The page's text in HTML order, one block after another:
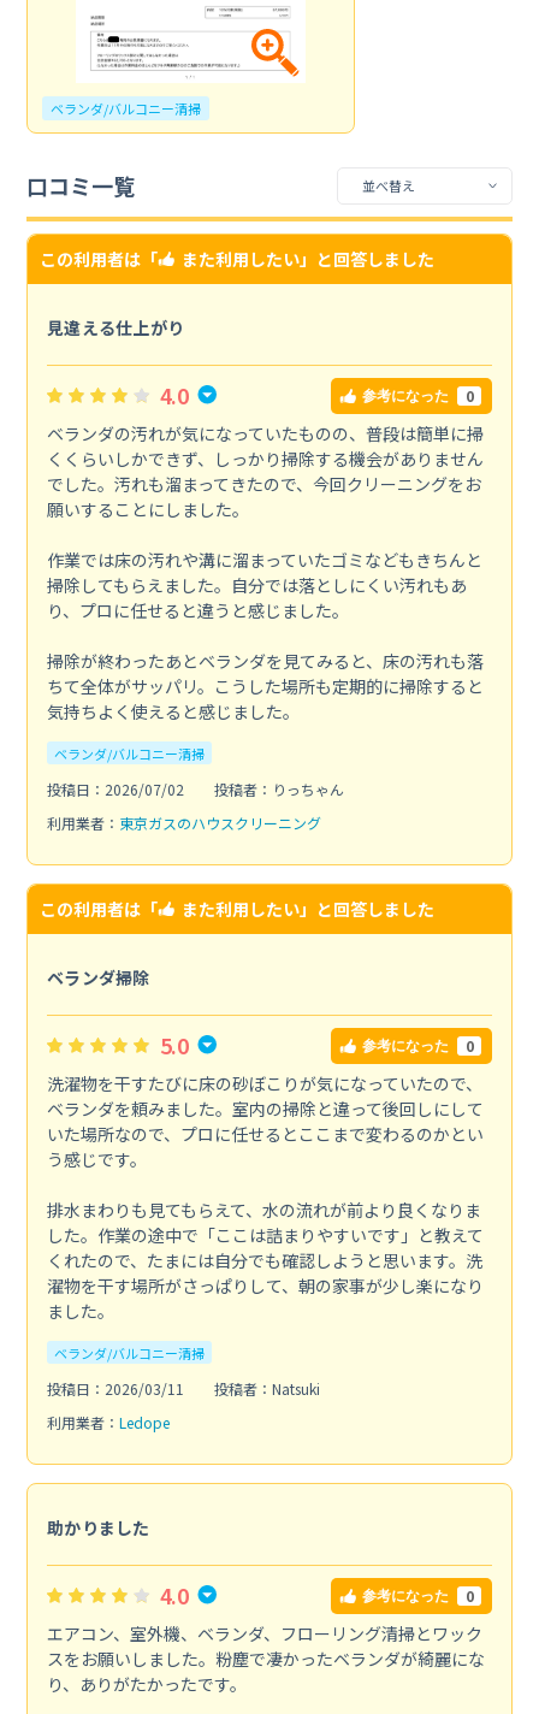
ベランダ/バルコニー清掃
口コミ一覧
この利用者は「 また利用したい」と回答しました
見違える仕上がり
4.0 参考になった 0
ベランダの汚れが気になっていたものの、普段は簡単に掃
くくらいしかできず、しっかり掃除する機会がありません
でした。汚れも溜まってきたので、今回クリーニングをお
願いすることにしました。
作業では床の汚れや溝に溜まっていたゴミなどもきちんと
掃除してもらえました。自分では落としにくい汚れもあ
り、プロに任せると違うと感じました。
掃除が終わったあとベランダを見てみると、床の汚れも落
ちて全体がサッパリ。こうした場所も定期的に掃除すると
気持ちよく使えると感じました。
ベランダ/バルコニー清掃
投稿日：2026/07/02
投稿者：りっちゃん
利用業者： 東京ガスのハウスクリーニング
この利用者は「 また利用したい」と回答しました
ベランダ掃除
5.0 参考になった 0
洗濯物を干すたびに床の砂ぼこりが気になっていたので、
ベランダを頼みました。室内の掃除と違って後回しにして
いた場所なので、プロに任せるとここまで変わるのかとい
う感じです。
排水まわりも見てもらえて、水の流れが前より良くなりま
した。作業の途中で「ここは詰まりやすいです」と教えて
くれたので、たまには自分でも確認しようと思います。洗
濯物を干す場所がさっぱりして、朝の家事が少し楽になり
ました。
ベランダ/バルコニー清掃
投稿日：2026/03/11
投稿者：Natsuki
利用業者： Ledope
助かりました
4.0 参考になった 0
エアコン、室外機、ベランダ、フローリング清掃とワック
スをお願いしました。粉塵で凄かったベランダが綺麗にな
り、ありがたかったです。